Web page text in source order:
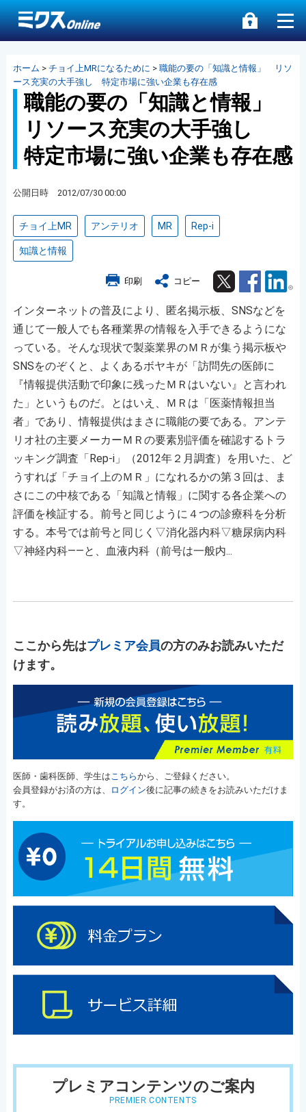
ホーム > チョイ上MRになるために > 職能の要の「知識と情報」 リソ
ース充実の大手強し 特定市場に強い企業も存在感
職能の要の「知識と情報」
リソース充実の大手強し
特定市場に強い企業も存在感
公開日時 2012/07/30 00:00
チョイ上MR アンテリオ MR Rep-i
知識と情報
印刷 コピー Twitter Facebook
インターネットの普及により、匿名掲示板、SNSなどを
通じて一般人でも各種業界の情報を入手できるようにな
っている。そんな現状で製薬業界のＭＲが集う掲示板や
SNSをのぞくと、よくあるボヤキが「訪問先の医師に
『情報提供活動で印象に残ったＭＲはいない』と言われ
た」というものだ。とはいえ、ＭＲは「医薬情報担当
者」であり、情報提供はまさに職能の要である。アンテ
リオ社の主要メーカーＭＲの要素別評価を確認するトラ
ッキング調査「Rep-i」（2012年２月調査）を用いた、ど
うすれば「チョイ上のＭＲ」になれるかの第３回は、ま
さにこの中核である「知識と情報」に関する各企業への
評価を検証する。前号と同じように４つの診療科を分析
する。本号では前号と同じく▽消化器内科▽糖尿病内科
▽神経内科――と、血液内科（前号は一般内...
ここから先はプレミア会員の方のみお読みいただ
けます。
医師・歯科医師、学生はこちらから、ご登録ください。
会員登録がお済の方は、
ログイン後に記事の続きをお読みいただけま
す。
プレミアコンテンツのご案内
PREMIER CONTENTS